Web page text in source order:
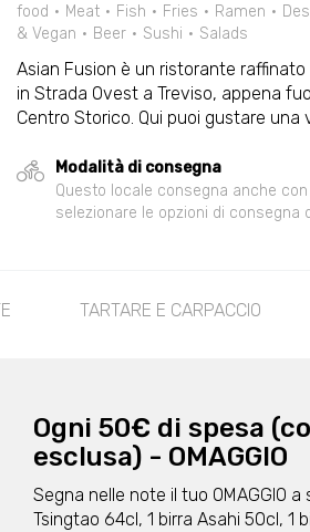
food
Meat Fish Fries Ramen
& Vegan
Beer Sushi Salads
Asian Fusion è un ristorante
in Strada Ovest a Treviso, appena
Centro Storico. Qui puoi gustare una
Modalità di consegna
Questo locale consegna anche
selezionare le opzioni di consegna
TARTARE E CARPACCIO
Ogni 50€ di spesa
esclusa) - OMAGGIO
Segna nelle note il tuo OMAGGIO a
Tsingtao 64cl, 1 birra Asahi 50cl, 1